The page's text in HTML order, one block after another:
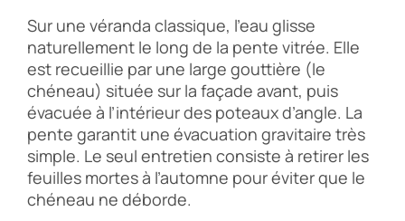
Sur une véranda classique, l’eau glisse
naturellement le long de la pente vitrée. Elle
est recueillie par une large gouttière (le
chéneau) située sur la façade avant, puis
évacuée à l’intérieur des poteaux d’angle. La
pente garantit une évacuation gravitaire très
simple. Le seul entretien consiste à retirer les
feuilles mortes à l’automne pour éviter que le
chéneau ne déborde.